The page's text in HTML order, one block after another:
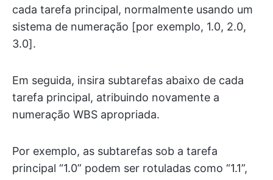
cada tarefa principal, normalmente usando um
sistema de numeração [por exemplo, 1.0, 2.0,
3.0].
Em seguida, insira subtarefas abaixo de cada
tarefa principal, atribuindo novamente a
numeração WBS apropriada.
Por exemplo, as subtarefas sob a tarefa
principal “1.0” podem ser rotuladas como “1.1”,